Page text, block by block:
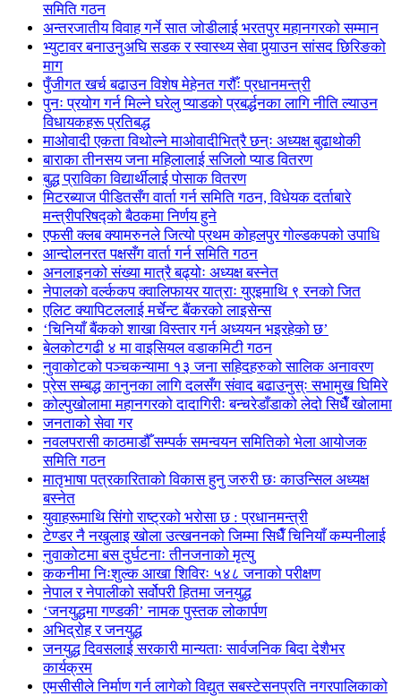
समिति गठन
अन्तरजातीय विवाह गर्ने सात जोडीलाई भरतपुर महानगरको सम्मान
भ्युटावर बनाउनुअघि सडक र स्वास्थ्य सेवा पुर्‍याउन सांसद छिरिङको
माग
पुँजीगत खर्च बढाउन विशेष मेहेनत गरौँः प्रधानमन्त्री
पुनः प्रयोग गर्न मिल्ने घरेलु प्याडको प्रबर्द्धनका लागि नीति ल्याउन
विधायकहरू प्रतिबद्ध
माओवादी एकता विथोल्ने माओवादीभित्रै छन्ः अध्यक्ष बुढाथोकी
बाराका तीनसय जना महिलालाई सजिलो प्याड वितरण
बुद्ध प्राविका विद्यार्थीलाई पोसाक वितरण
मिटरब्याज पीडितसँग वार्ता गर्न समिति गठन, विधेयक दर्ताबारे
मन्त्रीपरिषद्को बैठकमा निर्णय हुने
एफसी क्लब क्यामरुनले जित्यो प्रथम कोहलपुर गोल्डकपको उपाधि
आन्दोलनरत पक्षसँग वार्ता गर्न समिति गठन
अनलाइनको संख्या मात्रै बढ्योः अध्यक्ष बस्नेत
नेपालको वर्ल्ककप क्वालिफायर यात्राः युएइमाथि ९ रनको जित
एलिट क्यापिटललाई मर्चेन्ट बैंकरको लाइसेन्स
‘चिनियाँ बैंकको शाखा विस्तार गर्न अध्ययन भइरहेको छ’
बेलकोटगढी ४ मा वाइसियल वडाकमिटी गठन
नुवाकोटको पञ्चकन्यामा १३ जना सहिदहरुको सालिक अनावरण
प्रेस सम्बद्ध कानुनका लागि दलसँग संवाद बढाउनुस्ः सभामुख घिमिरे
कोल्पुखोलामा महानगरको दादागिरीः बन्चरेडाँडाको लेदो सिधैँ खोलामा
जनताको सेवा गर
नवलपरासी काठमाडौँ सम्पर्क समन्वयन समितिको भेला आयोजक
समिति गठन
मातृभाषा पत्रकारिताको विकास हुनु जरुरी छः काउन्सिल अध्यक्ष
बस्नेत
युवाहरूमाथि सिंगो राष्ट्रको भरोसा छ : प्रधानमन्त्री
टेण्डर नै नखुलाइ खोला उत्खननको जिम्मा सिधैँ चिनियाँ कम्पनीलाई
नुवाकोटमा बस दुर्घटनाः तीनजनाको मृत्यु
ककनीमा निःशुल्क आखा शिविरः ५४८ जनाको परीक्षण
नेपाल र नेपालीको सर्वोपरी हितमा जनयुद्ध
‘जनयुद्धमा गण्डकी’ नामक पुस्तक लोकार्पण
अभिद्रोह र जनयुद्ध
जनयुद्ध दिवसलाई सरकारी मान्यताः सार्वजनिक बिदा देशैभर
कार्यक्रम
एमसीसीले निर्माण गर्न लागेको विद्युत सबस्टेसनप्रति नगरपालिकाको